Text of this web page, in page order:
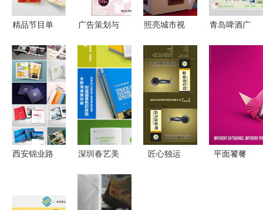
精品节目单
南 从模板
下载到策划
呈现
广告策划与
职业教育广
告与艺术设
计专业系列
教材-Cui
Xiaowen京
东正版图书
照亮城市视
箱设计与广
告制作的卓
越之选
青岛啤酒广
西安锦业路
广告策划与
深圳春艺美
与印刷的创
意交响，策
匠心独运
平面饕餮